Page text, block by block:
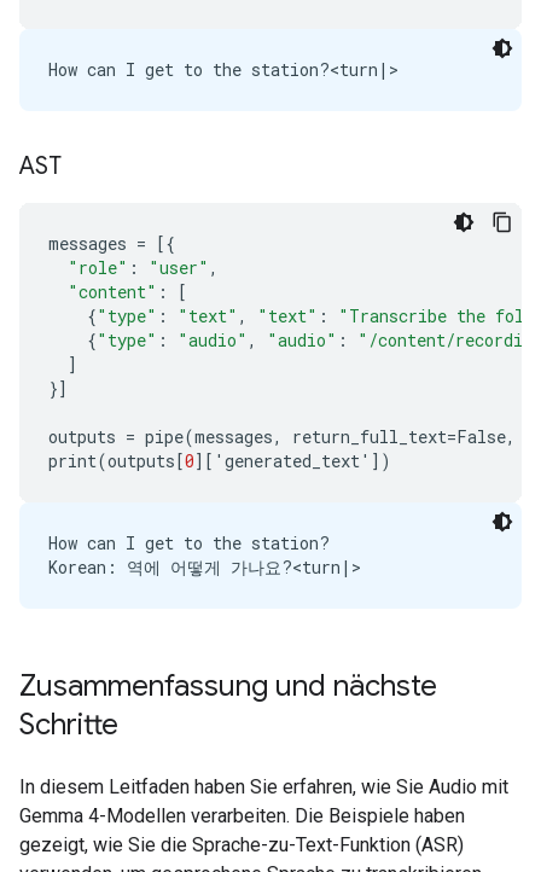
AST
messages = [{
"role" : "user" ,
"content" :
[
{"type" : "text" , "text" :
"Transcribe the
{"type" : "audio" , "audio" :
"/content/
]
}]
outputs = pipe(messages, return_full_text=False,
print(outputs[0][ ' generated_text' ])
How can I get to the station?
Zusammenfassung und nächste
Schritte
In diesem Leitfaden haben Sie erfahren, wie Sie Audio mit
Gemma 4-Modellen verarbeiten. Die Beispiele haben
gezeigt, wie Sie die Sprache-zu-Text-Funktion (ASR)